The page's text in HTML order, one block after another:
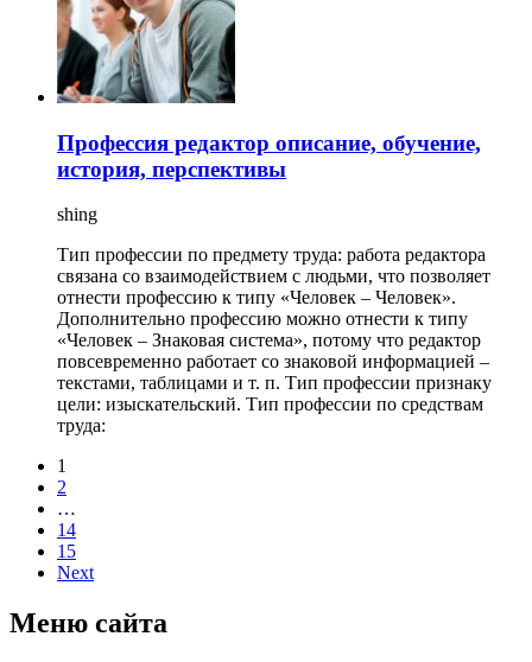
Профессия редактор описание, обучение,
история, перспективы
shing
Тип профессии по предмету труда: работа редактора
связана со взаимодействием с людьми, что позволяет
отнести профессию к типу «Человек – Человек».
Дополнительно профессию можно отнести к типу
«Человек – Знаковая система», потому что редактор
повсевременно работает со знаковой информацией –
текстами, таблицами и т. п. Тип профессии признаку
цели: изыскательский. Тип профессии по средствам
труда:
1
2
…
14
15
Next
Меню сайта